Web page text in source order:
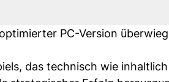
PC-Version
das technisch wie